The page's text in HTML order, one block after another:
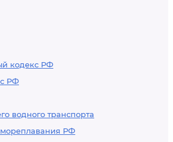
кодекс РФ
РФ
водного транспорта
мореплавания РФ